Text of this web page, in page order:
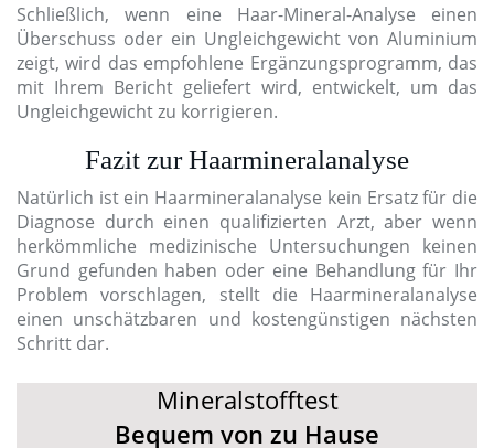
Schließlich, wenn eine Haar-Mineral-Analyse einen
Überschuss oder ein Ungleichgewicht von Aluminium
zeigt, wird das empfohlene Ergänzungsprogramm, das
mit Ihrem Bericht geliefert wird, entwickelt, um das
Ungleichgewicht zu korrigieren.
Fazit zur Haarmineralanalyse
Natürlich ist ein Haarmineralanalyse kein Ersatz für die
Diagnose durch einen qualifizierten Arzt, aber wenn
herkömmliche medizinische Untersuchungen keinen
Grund gefunden haben oder eine Behandlung für Ihr
Problem vorschlagen, stellt die Haarmineralanalyse
einen unschätzbaren und kostengünstigen nächsten
Schritt dar.
Mineralstofftest
Bequem von zu Hause